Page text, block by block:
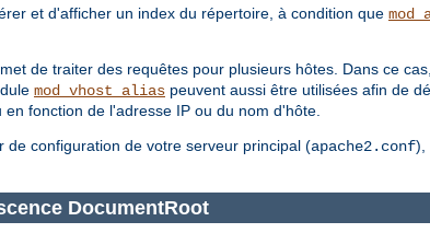
et d'afficher un index du répertoire, à condition que
de traiter des requêtes pour plusieurs hôtes. Dans ce
mod_vhost_alias peuvent aussi être utilisées afin de
fonction de l'adresse IP ou du nom d'hôte.
de configuration de votre serveur principal (apache2.conf),
DocumentRoot